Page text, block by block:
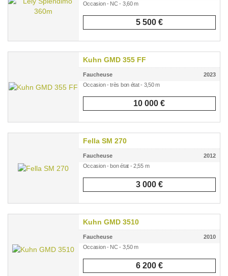
Occasion - NC - 3,60 m
5 500 €
Kuhn GMD 355 FF
Faucheuse
2023
Occasion - très bon état - 3,50 m
10 000 €
Fella SM 270
Faucheuse
2012
Occasion - bon état - 2,55 m
3 000 €
Kuhn GMD 3510
Faucheuse
2010
Occasion - NC - 3,50 m
6 200 €